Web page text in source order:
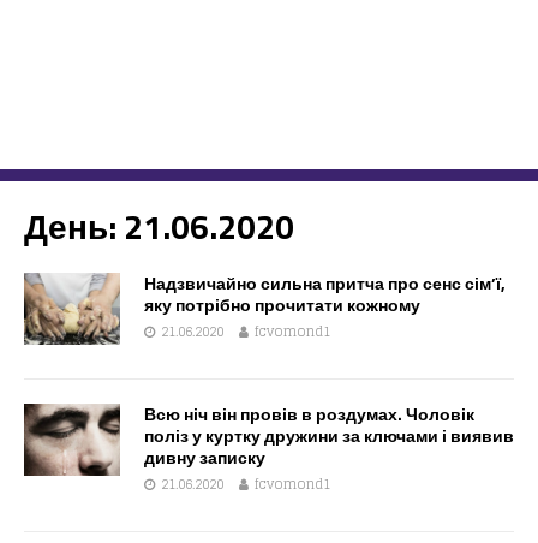
День: 21.06.2020
Надзвичайно сильна притча про сенс сім’ї,
яку потрібно прочитати кожному
21.06.2020 fcvomond1
Всю ніч він провів в роздумах. Чоловік
поліз у куртку дружини за ключами і виявив
дивну записку
21.06.2020 fcvomond1